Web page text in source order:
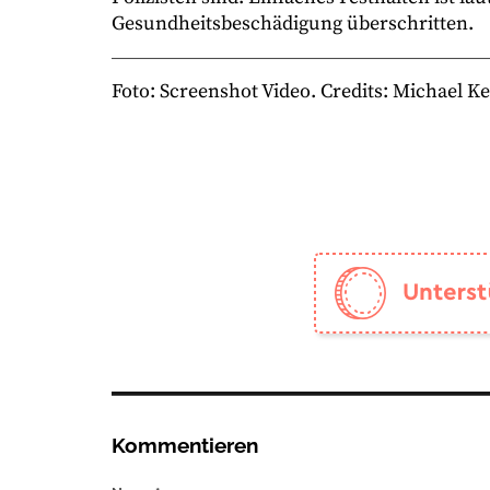
Gesundheitsbeschädigung überschritten.
Foto: Screenshot Video. Credits: Michael
Kommentieren